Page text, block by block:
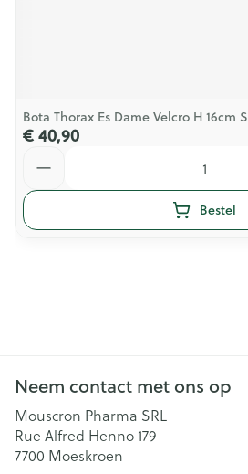
Bota Thorax Es Dame Velcro H 16cm S
€ 40,90
Bestel
Neem contact met ons op
Mouscron Pharma SRL
Rue Alfred Henno 179
7700 Moeskroen